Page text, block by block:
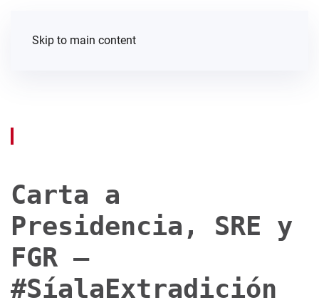
Skip to main content
Carta a
Presidencia, SRE y
FGR —
#SíalaExtradición